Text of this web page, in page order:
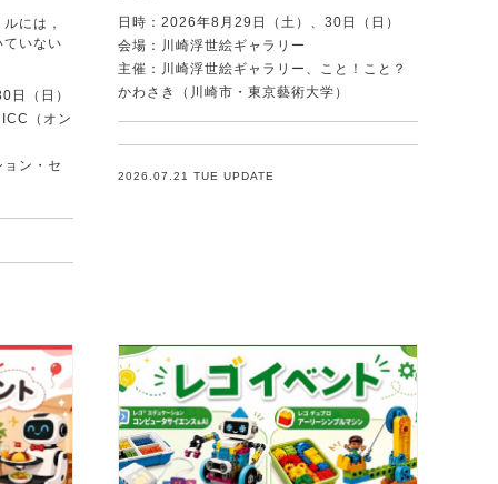
には，
ていない
日（日）
（オン
ン・セ
日時：2026年8月29日（土）、30日（日）
会場：川崎浮世絵ギャラリー
主催：川崎浮世絵ギャラリー、こと！こと？
かわさき（川崎市・東京藝術大学）
2026.07.21 TUE UPDATE